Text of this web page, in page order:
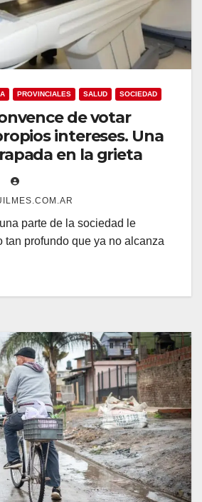
PROVINCIALES SALUD SOCIEDAD
de votar
intereses. Una
en la grieta
parte de la sociedad le
tan profundo que ya no alcanza